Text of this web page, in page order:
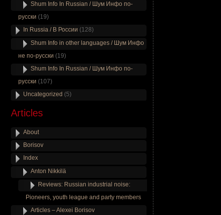
Shum Info In Russian / Шум Инфо по-
русски (19)
In Russia / В России (128)
Shum Info in other languages / Шум Инфо
не по-русски (19)
Shum Info In Russian / Шум Инфо по-
русски (107)
Uncategorized (5)
Articles
About
Borisov
Index
Anton Nikkilä
Reviews: Russian industrial noise:
Pioneers, youth league and party members
Articles – Alexei Borisov